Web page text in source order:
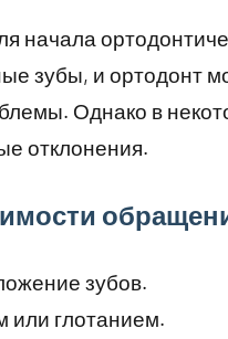
начала
зубы, и ортодонт
Однако в
отклонения.
зубов.
или глотанием.